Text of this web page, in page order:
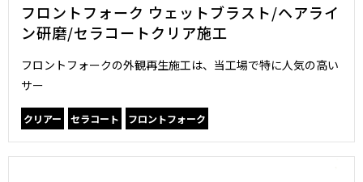
フロントフォーク ウェットブラスト/ヘアライ
ン研磨/セラコートクリア施工
フロントフォークの外観再生施工は、当工場で特に人気の高い
サー
クリアー セラコート フロントフォーク